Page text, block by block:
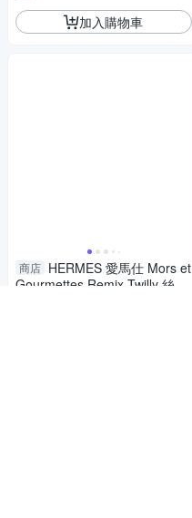
加入購物車
商店 HERMES 愛馬仕 Mors et
Gourmettes Remix Twilly 絲巾